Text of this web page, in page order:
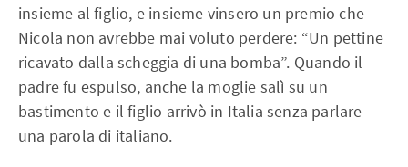
insieme al figlio, e insieme vinsero un premio che
Nicola non avrebbe mai voluto perdere: “Un pettine
ricavato dalla scheggia di una bomba”. Quando il
padre fu espulso, anche la moglie salì su un
bastimento e il figlio arrivò in Italia senza parlare
una parola di italiano.